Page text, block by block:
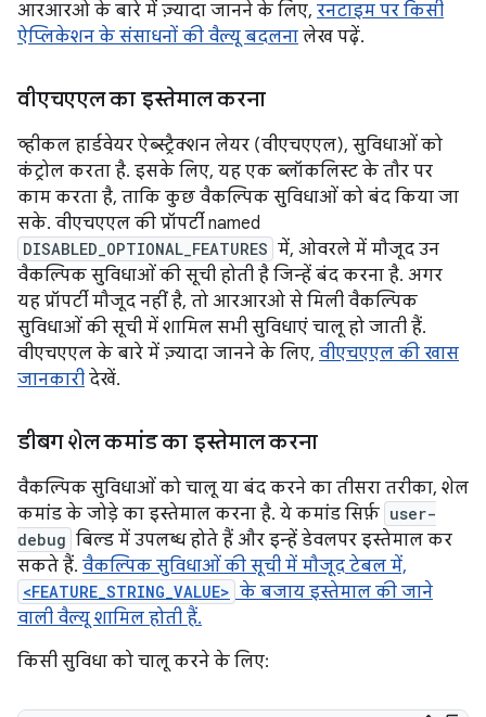
आरआरओ के बारे में ज़्यादा जानने के लिए, रनटाइम पर किसी
ऐप्लिकेशन के संसाधनों की वैल्यू बदलना लेख पढ़ें.
वीएचएएल का इस्तेमाल करना
व्हीकल हार्डवेयर ऐब्स्ट्रैक्शन लेयर (वीएचएएल), सुविधाओं को
कंट्रोल करता है. इसके लिए, यह एक ब्लॉकलिस्ट के तौर पर
काम करता है, ताकि कुछ वैकल्पिक सुविधाओं को बंद किया जा
सके. वीएचएएल की प्रॉपर्टी named
DISABLED_OPTIONAL_FEATURES में, ओवरले में मौजूद उन
वैकल्पिक सुविधाओं की सूची होती है जिन्हें बंद करना है. अगर
यह प्रॉपर्टी मौजूद नहीं है, तो आरआरओ से मिली वैकल्पिक
सुविधाओं की सूची में शामिल सभी सुविधाएं चालू हो जाती हैं.
वीएचएएल के बारे में ज़्यादा जानने के लिए, वीएचएएल की खास
जानकारी देखें.
डीबग शेल कमांड का इस्तेमाल करना
वैकल्पिक सुविधाओं को चालू या बंद करने का तीसरा तरीका, शेल
कमांड के जोड़े का इस्तेमाल करना है. ये कमांड सिर्फ़ user-
debug बिल्ड में उपलब्ध होते हैं और इन्हें डेवलपर इस्तेमाल कर
सकते हैं. वैकल्पिक सुविधाओं की सूची में मौजूद टेबल में,
<FEATURE_STRING_VALUE> के बजाय इस्तेमाल की जाने
वाली वैल्यू शामिल होती हैं.
किसी सुविधा को चालू करने के लिए: